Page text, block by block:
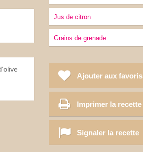
Jus de citron
Grains de grenade
Ajouter aux favoris
Imprimer la recette
Signaler la recette